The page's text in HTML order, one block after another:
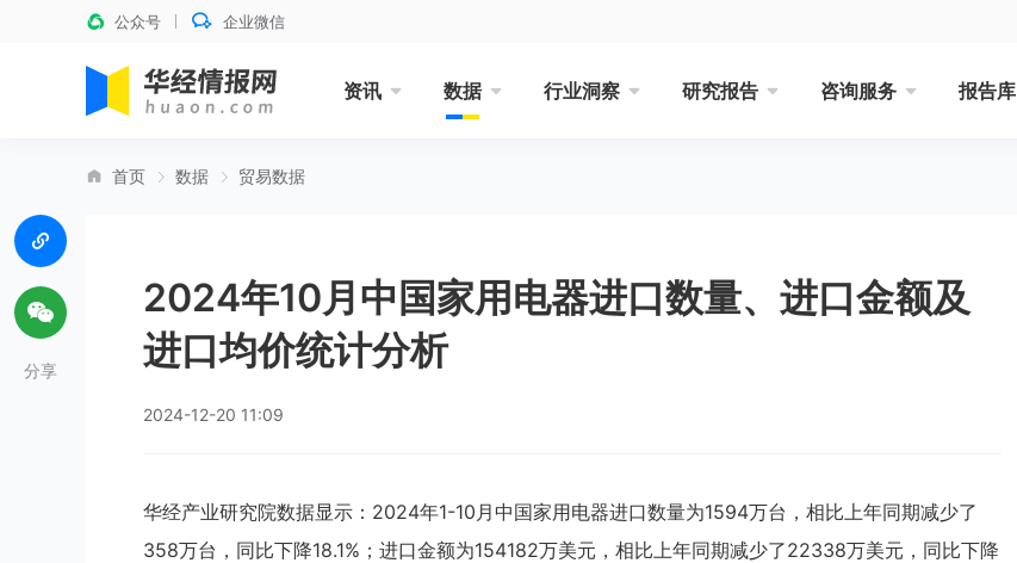
公众号 企业微信
资讯 数据 行业洞察 研究报告 咨询服务 报告库
首页 数据 贸易数据
2024年10月中国家用电器进口数量、进口金额及
进口均价统计分析
2024-12-20 11:09
华经产业研究院数据显示：2024年1-10月中国家用电器进口数量为1594万台，相比上年同期减少了
358万台，同比下降18.1%；进口金额为154182万美元，相比上年同期减少了22338万美元，同比下降
分享